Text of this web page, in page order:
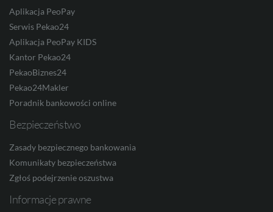
Aplikacja PeoPay
Serwis Pekao24
Aplikacja PeoPay KIDS
Kantor Pekao24
PekaoBiznes24
Pekao24Makler
Poradnik bankowości online
Bezpieczeństwo
Zasady bezpiecznego bankowania
Komunikaty bezpieczeństwa
Zgłoś podejrzenie oszustwa
Informacje prawne